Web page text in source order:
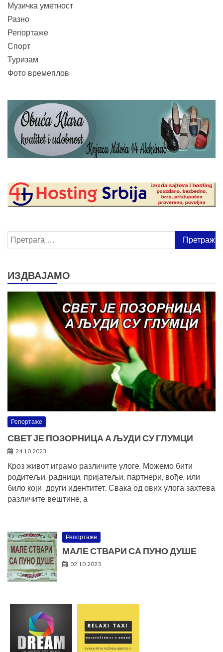
Музичка уметност
Разно
Репортаже
Спорт
Туризам
Фото времеплов
Претрага
за:
ИЗДВАЈАМО
Репортаже
СВЕТ ЈЕ ПОЗОРНИЦА А ЉУДИ СУ ГЛУМЦИ
24.10.2023.
Кроз живот играмо различите улоге. Можемо бити
родитељи, радници, пријатељи, партнери, вође, или
било који други идентитет. Свака од ових улога захтева
различите вештине, а
Репортаже
МАЛЕ СТВАРИ СА ПУНО ДУШЕ
02.10.2023.